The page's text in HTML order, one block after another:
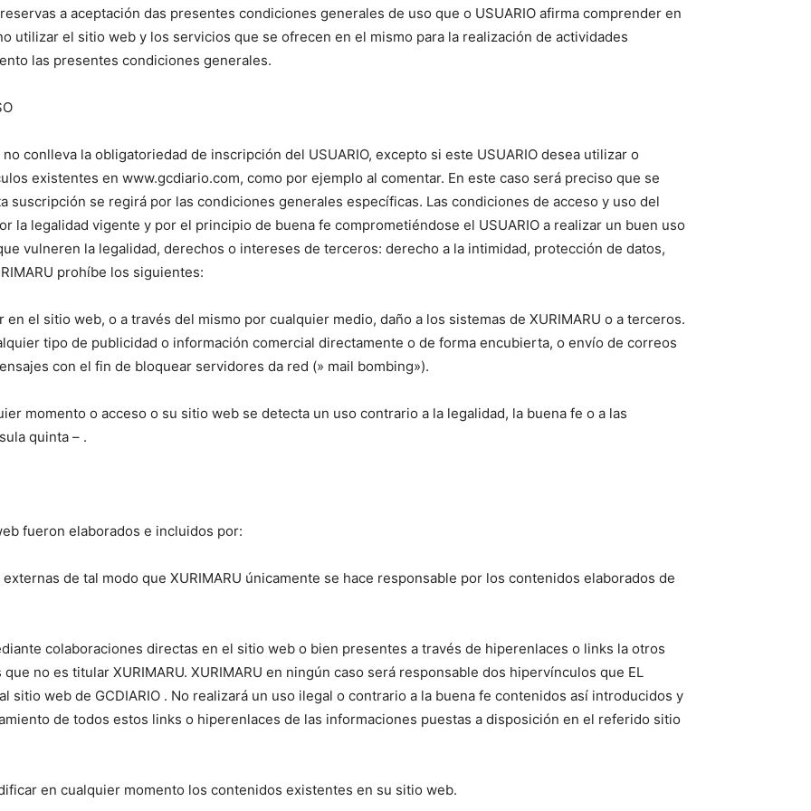
a aceptación das presentes condiciones generales de uso que o USUARIO afirma comprender en
utilizar el sitio web y los servicios que se ofrecen en el mismo para la realización de actividades
las presentes condiciones generales.
conlleva la obligatoriedad de inscripción del USUARIO, excepto si este USUARIO desea utilizar o
existentes en www.gcdiario.com, como por ejemplo al comentar. En este caso será preciso que se
suscripción se regirá por las condiciones generales específicas. Las condiciones de acceso y uso del
la legalidad vigente y por el principio de buena fe comprometiéndose el USUARIO a realizar un buen uso
vulneren la legalidad, derechos o intereses de terceros: derecho a la intimidad, protección de datos,
prohíbe los siguientes:
en el sitio web, o a través del mismo por cualquier medio, daño a los sistemas de XURIMARU o a terceros.
tipo de publicidad o información comercial directamente o de forma encubierta, o envío de correos
con el fin de bloquear servidores da red (» mail bombing»).
momento o acceso o su sitio web se detecta un uso contrario a la legalidad, la buena fe o a las
quinta – .
fueron elaborados e incluidos por:
de tal modo que XURIMARU únicamente se hace responsable por los contenidos elaborados de
colaboraciones directas en el sitio web o bien presentes a través de hiperenlaces o links la otros
no es titular XURIMARU. XURIMARU en ningún caso será responsable dos hipervínculos que EL
sitio web de GCDIARIO . No realizará un uso ilegal o contrario a la buena fe contenidos así introducidos y
de todos estos links o hiperenlaces de las informaciones puestas a disposición en el referido sitio
en cualquier momento los contenidos existentes en su sitio web.